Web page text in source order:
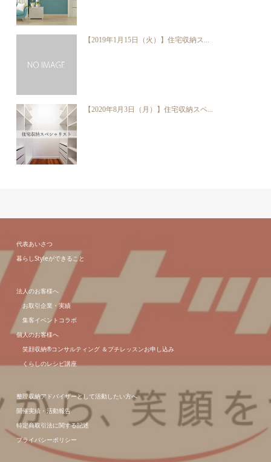
【2019年1月15日（火）】住宅収納ス...
【2020年8月3日（月）】住宅収納スペ...
代表あいさつ
暮らしStyleができること
法人のお客様へ
お取引企業・実績
集客イベントコラボ
個人のお客様へ
笑顔収納®コンサルティング ＆プチレッスンお申し込み
くらしのレシピ講座
整理収納アドバイザーとして活動したい方へ
開催実績・活動報告
特定商取引法に関する記述
プライバシーポリシー